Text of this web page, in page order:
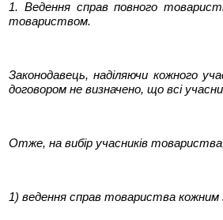
1. Ведення справ повного
товариством.
Законодавець, наділяючи кожного
договором не визначено, що всі
Отже, на вибір учасників
1) ведення справ товариства кожним